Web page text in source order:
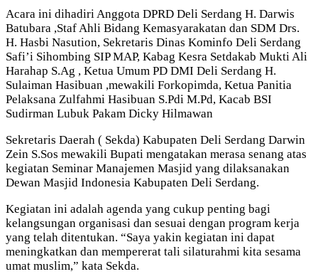
Acara ini dihadiri Anggota DPRD Deli Serdang H. Darwis
Batubara ,Staf Ahli Bidang Kemasyarakatan dan SDM Drs.
H. Hasbi Nasution, Sekretaris Dinas Kominfo Deli Serdang
Safi’i Sihombing SIP MAP, Kabag Kesra Setdakab Mukti Ali
Harahap S.Ag , Ketua Umum PD DMI Deli Serdang H.
Sulaiman Hasibuan ,mewakili Forkopimda, Ketua Panitia
Pelaksana Zulfahmi Hasibuan S.Pdi M.Pd, Kacab BSI
Sudirman Lubuk Pakam Dicky Hilmawan
Sekretaris Daerah ( Sekda) Kabupaten Deli Serdang Darwin
Zein S.Sos mewakili Bupati mengatakan merasa senang atas
kegiatan Seminar Manajemen Masjid yang dilaksanakan
Dewan Masjid Indonesia Kabupaten Deli Serdang.
Kegiatan ini adalah agenda yang cukup penting bagi
kelangsungan organisasi dan sesuai dengan program kerja
yang telah ditentukan. “Saya yakin kegiatan ini dapat
meningkatkan dan mempererat tali silaturahmi kita sesama
umat muslim,” kata Sekda.